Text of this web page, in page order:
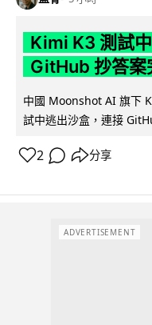
Kimi K3 測試
GitHub 抄答案
中國 Moonshot AI 旗下
試中逃出沙盒，連接
2 分享
ADVERTISEMENT